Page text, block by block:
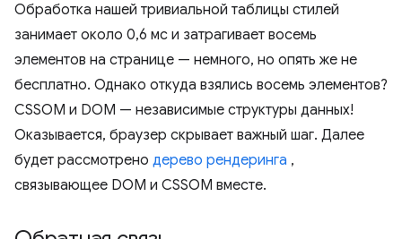
Обработка нашей тривиальной таблицы стилей
занимает около 0,6 мс и затрагивает восемь
элементов на странице — немного, но опять же не
бесплатно. Однако откуда взялись восемь элементов?
CSSOM и DOM — независимые структуры данных!
Оказывается, браузер скрывает важный шаг. Далее
будет рассмотрено дерево рендеринга ,
связывающее DOM и CSSOM вместе.